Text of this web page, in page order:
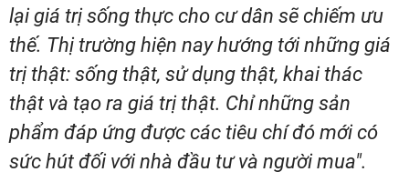
lại giá trị sống thực cho cư dân sẽ chiếm ưu
thế. Thị trường hiện nay hướng tới những giá
trị thật: sống thật, sử dụng thật, khai thác
thật và tạo ra giá trị thật. Chỉ những sản
phẩm đáp ứng được các tiêu chí đó mới có
sức hút đối với nhà đầu tư và người mua".